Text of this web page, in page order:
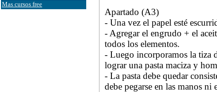
Mas cursos free
Apartado (A3)
- Una vez el papel esté
- Agregar el engrudo + el
todos los elementos.
- Luego incorporamos la tiza
lograr una pasta maciza y
- La pasta debe quedar
debe pegarse en las manos ni